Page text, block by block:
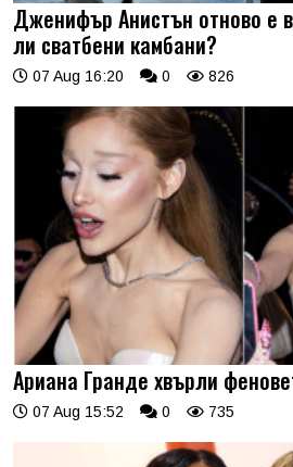
Дженифър Анистън отново е
ли сватбени камбани?
07 Aug 16:20 0 826
Ариана Гранде хвърли
07 Aug 15:52 0 735